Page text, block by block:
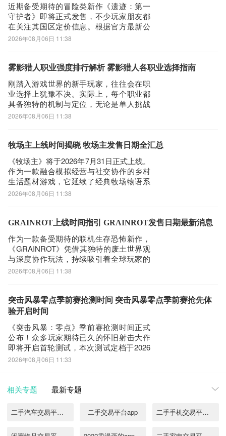
近期备受期待的冒险类新作《遗迹：第一
守护者》即将正式发售，不少玩家朋友都
在关注其国区定价信息。根据官方最新公
布的消息，该游戏标准版售价为170元，若
务器发行的作品，本地玩家在实际游玩过
载速
2026年08月06日 11:38
雾影猎人职业强度排行解析 雾影猎人各职业选择指南
刚踏入游戏世界的新手玩家，往往会在职
业选择上犹豫不决。实际上，每个职业都
具备独特的机制与定位，无论是单人挑战
副本，还是参与多人竞技对战，明确各职
体验，因此了解当前版本的职业梯队分
游戏目标的角色
2026年08月06日 11:38
牧场主上线时间揭晓 牧场主发售日期全汇总
《牧场主》将于2026年7月31日正式上线。
作为一款融合模拟经营与社交协作的乡村
生活题材游戏，它延续了经典牧场物语系
列的核心体验，同时在玩法深度与多人互
局、协同种植作物、饲养牲畜、建造设
于自
2026年08月06日 11:38
GRAINROT上线时间指引 GRAINROT发售日期最新消息
作为一款备受期待的联机生存恐怖新作，
《GRAINROT》凭借其独特的废土世界观
与深度协作玩法，持续吸引着全球玩家的
关注。游戏支持多人组队共同完成物资撤
与策略需求。对于国内用户而言，由于游
戏服务器部署于海外，直连体验易受网络
2026年08月06日 11:38
突击风暴零点季前赛抢测时间 突击风暴零点季前赛抢先体
验开启时间
《突击风暴：零点》季前赛抢测时间正式
公布！众多玩家期待已久的怀旧射击大作
即将开启首轮测试，本次测试定档于2026
年7月30日。作为承载近二十年玩家情感的
试的形式面向全平台用户，引发广泛关
2026年08月06日 11:33
相关专题 最新专题
二手汽车交易平台app排行 二手交易平台app 二手手机交易平台哪个好